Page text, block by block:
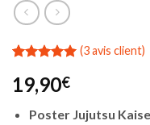
sur 5 basé
sur
notations
client
(3avis client)
19,90€
Poster Jujutsu